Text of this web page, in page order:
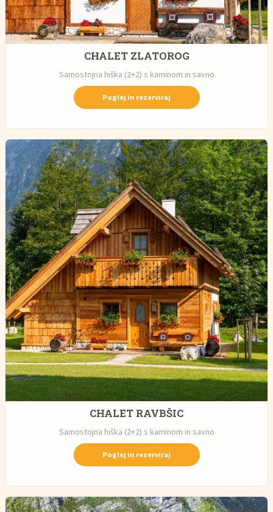
CHALET ZLATOROG
Samostojna hiška (2+2) s kaminom in savno
Poglej in rezerviraj
CHALET RAVBŠIC
Samostojna hiška (2+2) s kaminom in savno
Poglej in rezerviraj